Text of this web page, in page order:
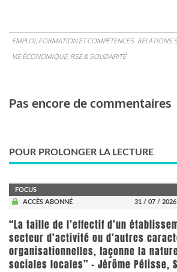
EMPLOI, FORMATION ET COMPÉTENCES RELATIONS
VIE ÉCONOMIQUE, RSE & SOLIDARITÉ
Pas encore de commentaires
POUR PROLONGER LA LECTURE
FOCUS
ACCÈS ABONNÉ
31 / 07 / 2026
“La taille de l’effectif d’un
secteur d’activité ou d’autres
organisationnelles, façonne la
sociales locales” - Jérôme Pélisse,